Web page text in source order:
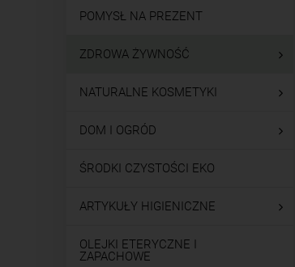
POMYSŁ NA PREZENT
ZDROWA ŻYWNOŚĆ
NATURALNE KOSMETYKI
DOM I OGRÓD
ŚRODKI CZYSTOŚCI EKO
ARTYKUŁY HIGIENICZNE
OLEJKI ETERYCZNE I
ZAPACHOWE